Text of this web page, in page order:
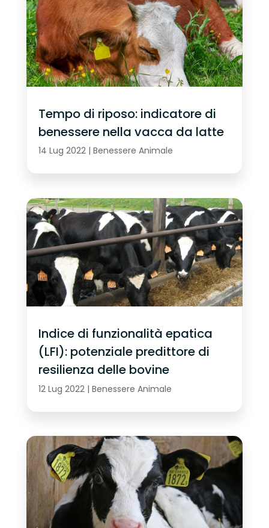
Tempo di riposo: indicatore di
benessere nella vacca da latte
14 Lug 2022| Benessere Animale
Indice di funzionalità epatica
(LFI): potenziale predittore di
resilienza delle bovine
12 Lug 2022| Benessere Animale